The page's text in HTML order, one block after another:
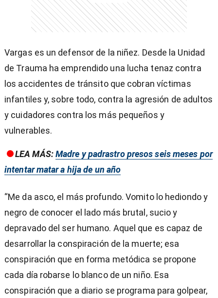
Vargas es un defensor de la niñez. Desde la Unidad
de Trauma ha emprendido una lucha tenaz contra
los accidentes de tránsito que cobran víctimas
infantiles y, sobre todo, contra la agresión de adultos
y cuidadores contra los más pequeños y
vulnerables.
LEA MÁS:Madre y padrastro presos seis meses por
intentar matar a hija de un año
“Me da asco, el más profundo. Vomito lo hediondo y
negro de conocer el lado más brutal, sucio y
depravado del ser humano. Aquel que es capaz de
desarrollar la conspiración de la muerte; esa
conspiración que en forma metódica se propone
cada día robarse lo blanco de un niño. Esa
conspiración que a diario se programa para golpear,